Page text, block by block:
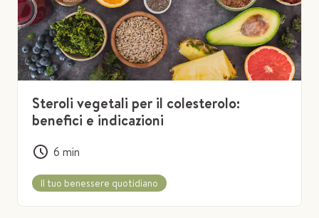
Steroli vegetali per il colesterolo:
benefici e indicazioni
6 min
Il tuo benessere quotidiano